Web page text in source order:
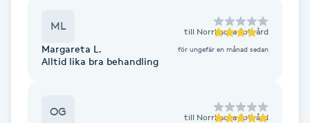
Enzympeeling
Extensions
Eyeliner-tatuering
ML till Norrbacka Fotvård
Margareta L. för ungefär en månad sedan
Alltid lika bra behandling
OG till Norrbacka Fotvård